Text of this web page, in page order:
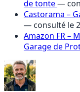
de tonte—
Castorama –
— consulté le
Amazon FR –
Garage de